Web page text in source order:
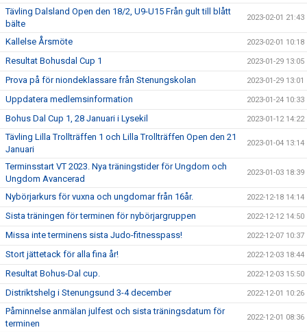
Tävling Dalsland Open den 18/2, U9-U15 Från gult till blått
bälte
2023-02-01 21:43
Kallelse Årsmöte 2023-02-01 10:18
Resultat Bohusdal Cup 1 2023-01-29 13:05
Prova på för niondeklassare från Stenungskolan 2023-01-29 13:01
Uppdatera medlemsinformation 2023-01-24 10:33
Bohus Dal Cup 1, 28 Januari i Lysekil 2023-01-12 14:22
Tävling Lilla Trollträffen 1 och Lilla Trollträffen Open den 21
Januari
2023-01-04 13:14
Terminsstart VT 2023. Nya träningstider för Ungdom och
Ungdom Avancerad
2023-01-03 18:39
Nybörjarkurs för vuxna och ungdomar från 16år. 2022-12-18 14:14
Sista träningen för terminen för nybörjargruppen 2022-12-12 14:50
Missa inte terminens sista Judo-fitnesspass! 2022-12-07 10:37
Stort jättetack för alla fina år! 2022-12-03 18:44
Resultat Bohus-Dal cup. 2022-12-03 15:50
Distriktshelg i Stenungsund 3-4 december 2022-12-01 10:26
Påminnelse anmälan julfest och sista träningsdatum för
terminen
2022-12-01 08:36